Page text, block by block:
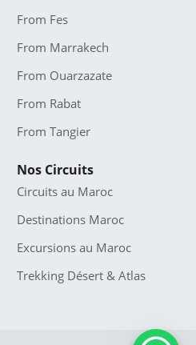
From Fes
From Marrakech
From Ouarzazate
From Rabat
From Tangier
Nos Circuits
Circuits au Maroc
Destinations Maroc
Excursions au Maroc
Trekking Désert & Atlas